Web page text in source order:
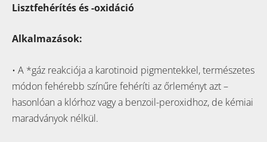
Lisztfehérítés és -oxidáció
Alkalmazások:
• A *gáz reakciója a karotinoid pigmentekkel, természetes
módon fehérebb színűre fehéríti az őrleményt azt –
hasonlóan a klórhoz vagy a benzoil-peroxidhoz, de kémiai
maradványok nélkül.